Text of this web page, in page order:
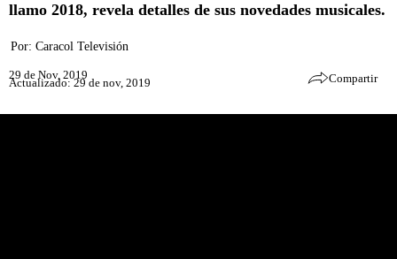
llamo 2018, revela detalles de sus novedades musicales.
Por: Caracol Televisión
29 de Nov, 2019
Actualizado: 29 de nov, 2019 Compartir